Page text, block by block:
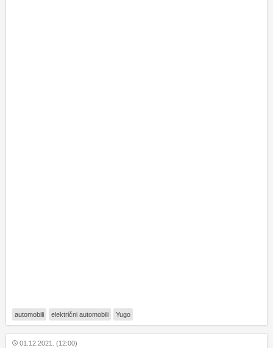
automobili električni automobili Yugo
01.12.2021. (12:00)